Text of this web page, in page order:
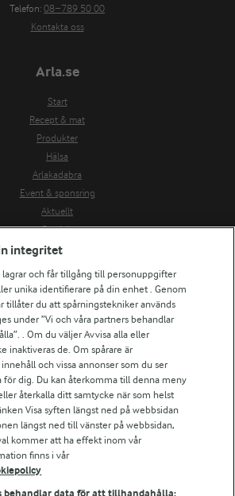
Telefon: 08−789 50 00
Kontakta oss
Arla.se
Start
Recept & mat
Produkter
Hälsa
Arlakadabra
Event & sponsring
Aktuellt
Om Arla
Nyheter & press
Kontakta oss
Arla in other countries
Fler Arlasajter
För ägare
Arlas kundportal
Arla.com
Falbygdens Ost
Arla webbshop
Bildbank
integritet
lagrar och får tillgång till personuppgifter
unika identifierare på din enhet . Genom
tillåter du att spårningstekniker används
under ”Vi och våra partners behandlar
. Om du väljer Avvisa alla eller
inaktiveras de. Om spårare är
och vissa annonser som du ser
för dig. Du kan återkomma till denna meny
återkalla ditt samtycke när som helst
Visa syften längst ned på webbsidan
längst ned till vänster på webbsidan,
kommer att ha effekt inom vår
finns i vår
behandlar data för att tillhandahålla: